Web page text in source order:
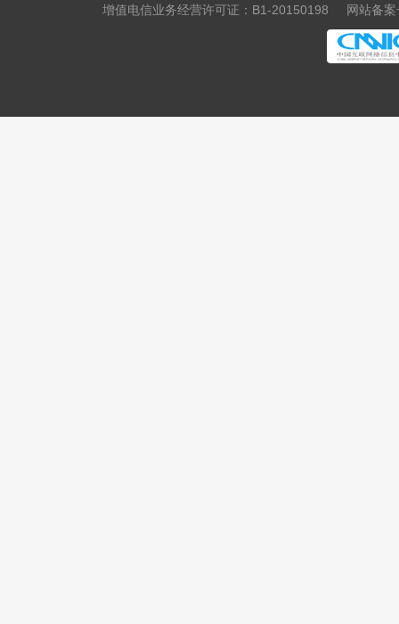
.hk
增值电信业务经营许可证：B1-20150198
网站备